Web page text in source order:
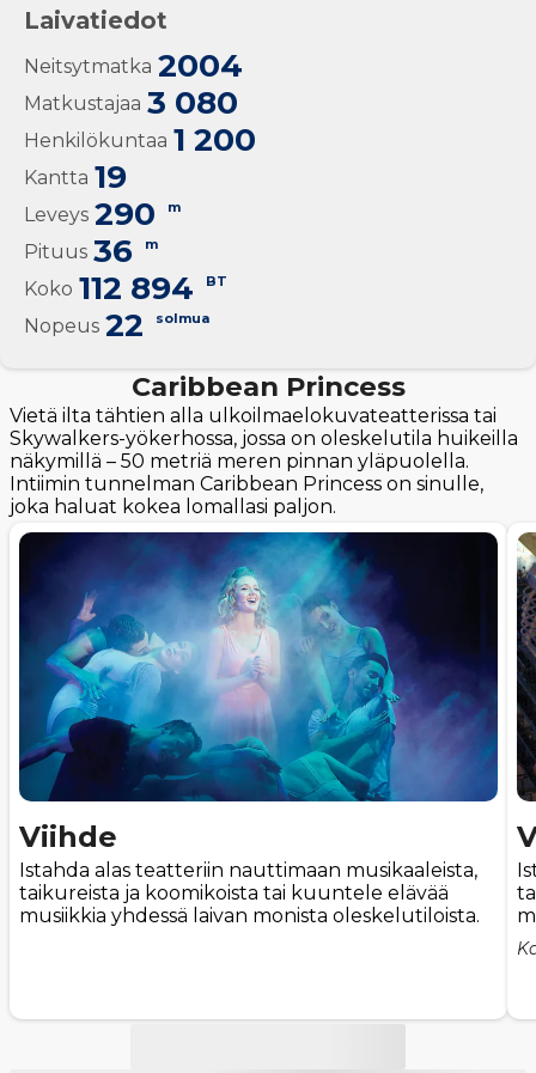
Laivatiedot
Neitsytmatka 2004
Matkustajaa 3 080
Henkilökuntaa 1 200
Kantta 19
Leveys 290 m
Pituus 36 m
Koko 112 894 BT
Nopeus 22 solmua
Caribbean Princess
Vietä ilta tähtien alla ulkoilmaelokuvateatterissa tai
Skywalkers-yökerhossa, jossa on oleskelutila huikeilla
näkymillä – 50 metriä meren pinnan yläpuolella.
Intiimin tunnelman Caribbean Princess on sinulle,
joka haluat kokea lomallasi paljon.
Viihde
Istahda alas teatteriin nauttimaan musikaaleista,
taikureista ja koomikoista tai kuuntele elävää
musiikkia yhdessä laivan monista oleskelutiloista.